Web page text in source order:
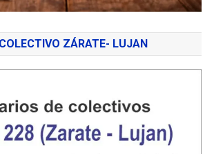
ZÁRATE- LUJAN